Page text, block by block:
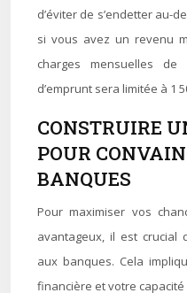
d’éviter de s’endetter au-
si vous avez un revenu
charges mensuelles
d’emprunt sera limitée à 1
CONSTRUIRE
POUR
BANQUES
Pour maximiser vos
avantageux, il est crucial
aux banques. Cela
financière et votre